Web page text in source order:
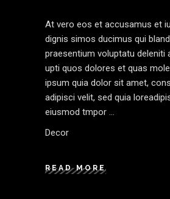
At vero eos et accusamus et
dignis simos ducimus qui
praesentium voluptatu deleniti
upti quos dolores et quas
ipsum quia dolor sit amet,
adipisci velit, sed quia
eiusmod tmpor
Decor
READ MORE